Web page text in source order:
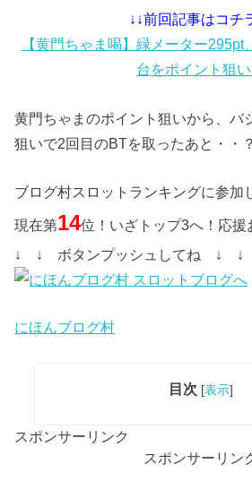
↓↓前回記事はコチ
【黄門ちゃま喝】緑メーター
台をポイント狙い
黄門ちゃまのポイント狙いから、バ
狙いで2回目のBTを取ったあと・・？
ブログ村スロットランキングに参加
現在第14位！いざトップ3へ！応援
↓ ↓ ボタンプッシュしてね ↓ ↓
にほんブログ村
目次 [表示]
スポンサーリンク
スポンサーリン